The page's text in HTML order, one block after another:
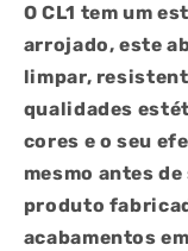
O CL1 tem um
arrojado, este
limpar,
qualidades
cores e o seu
mesmo antes
produto
acabamentos